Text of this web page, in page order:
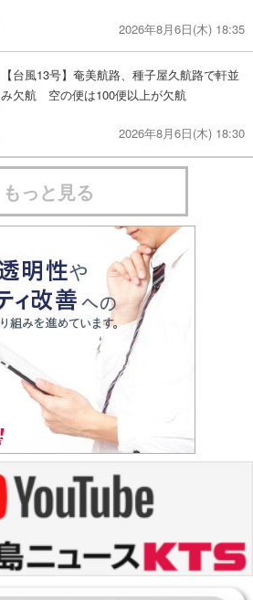
2026年8月6日(木) 18:35
【台風13号】奄美航路、種子屋久航路で軒並
み欠航 空の便は100便以上が欠航
2026年8月6日(木) 18:30
もっと見る